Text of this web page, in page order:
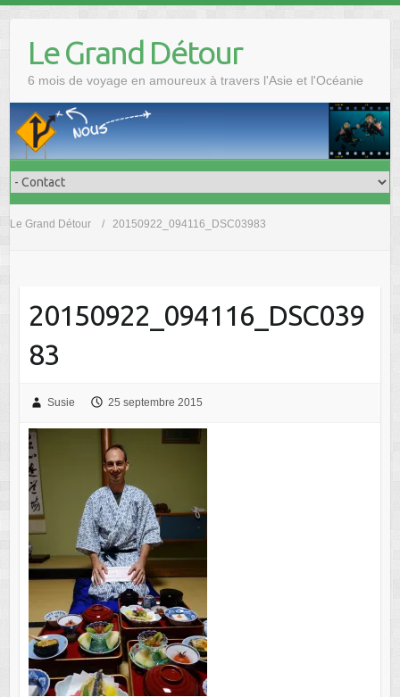
Le Grand Détour
6 mois de voyage en amoureux à travers l'Asie et l'Océanie
Le Grand Détour 20150922_094116_DSC03983
20150922_094116_DSC039
83
Susie 25 septembre 2015